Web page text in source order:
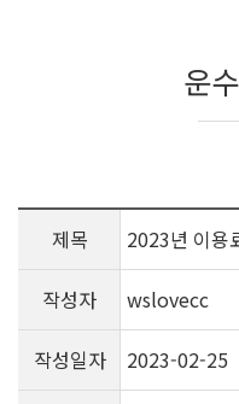
운
제목 2023년 이용
작성자 wslovecc
작성일자 2023-02-25